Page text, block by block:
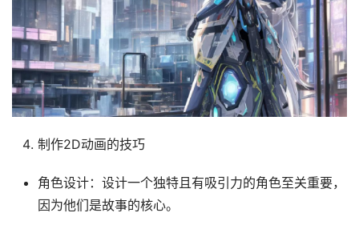
制作2D动画的技巧
角色设计：设计一个独特且有吸引力的角色至关重要，
因为他们是故事的核心。